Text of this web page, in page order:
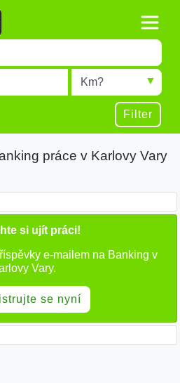
for results.
for results.
Radius
Filter
práce v Karlovy Vary
si ujít práci!
e-mailem na Banking v
Vary.
se nyní